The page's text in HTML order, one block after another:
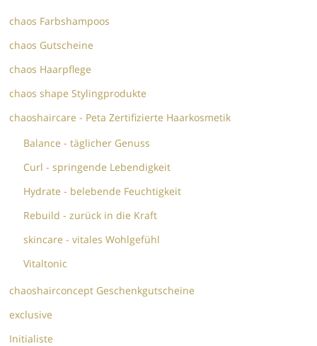
chaos Farbshampoos
chaos Gutscheine
chaos Haarpflege
chaos shape Stylingprodukte
chaoshaircare - Peta Zertifizierte Haarkosmetik
Balance - täglicher Genuss
Curl - springende Lebendigkeit
Hydrate - belebende Feuchtigkeit
Rebuild - zurück in die Kraft
skincare - vitales Wohlgefühl
Vitaltonic
chaoshairconcept Geschenkgutscheine
exclusive
Initialiste